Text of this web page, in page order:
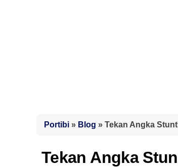
Portibi » Blog » Tekan Angka
Tekan Angka